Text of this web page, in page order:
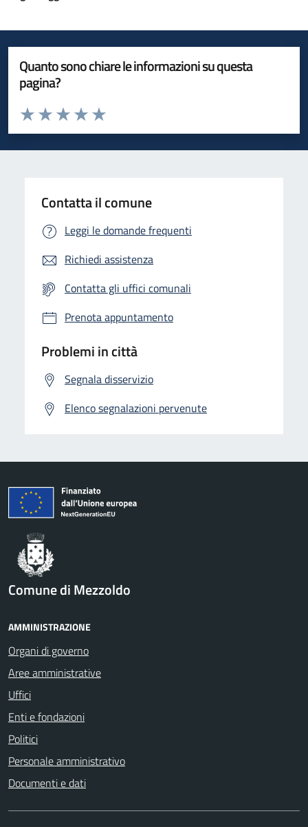
Quanto sono chiare le informazioni su questa
pagina?
Valuta da 1 a 5 stelle la pagina
Valuta 5 stelle su 5
Valuta 4 stelle su 5
Valuta 3 stelle su 5
Valuta 2 stelle su 5
Valuta 1 stelle su 5
Contatta il comune
Leggi le domande frequenti
Richiedi assistenza
Contatta gli uffici comunali
Prenota appuntamento
Problemi in città
Segnala disservizio
Elenco segnalazioni pervenute
Comune di Mezzoldo
AMMINISTRAZIONE
Organi di governo
Aree amministrative
Uffici
Enti e fondazioni
Politici
Personale amministrativo
Documenti e dati